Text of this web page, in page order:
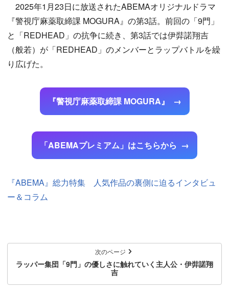
2025年1月23日に放送されたABEMAオリジナルドラマ
『警視庁麻薬取締課 MOGURA』の第3話。前回の「9門」
と「REDHEAD」の抗争に続き、第3話では伊弉諾翔吉
（般若）が「REDHEAD」のメンバーとラップバトルを繰
り広げた。
『警視庁麻薬取締課 MOGURA』
「ABEMAプレミアム」はこちらから
『ABEMA』総力特集 人気作品の裏側に迫るインタビュ
ー＆コラム
次のページ
ラッパー集団「9門」の優しさに触れていく主人公・伊弉諾翔
吉